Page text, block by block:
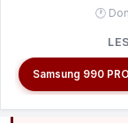
🕐
Samsung 990